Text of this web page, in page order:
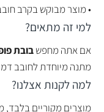
• מוצר מבוקש בקרב
למי זה מתאים?
אם אתה מחפשבובת
מתנה מיוחדת לחובב
למה לקנות אצלנו?
מוצרים מקוריים